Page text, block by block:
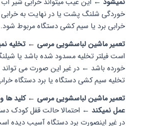
خوردگی شلنگ پشت یا در نهایت به
خرابی برد یا سیم کشی دستگاه مربوط شود.
تعمیر ماشین لباسشویی مرسی ← تخلیه
است فیلتر تخلیه مسدود شده باشد یا
خورده باشد ← در غیر این صورت می
تخلیه سیم کشی دستگاه یا برد دستگاه
تعمیر ماشین لباسشویی مرسی ← کلید ها و
عمل نمیکند ← احتمالا حالت قفل کودک
در غیر اینصورت برد دستگاه آسیب دیده